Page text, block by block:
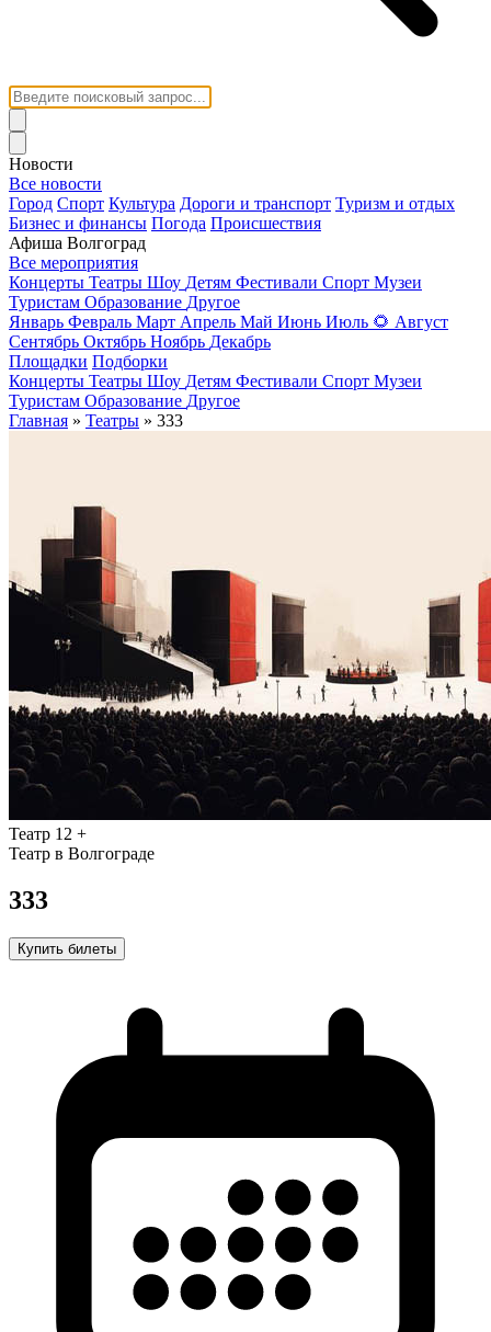
Новости
Все новости
Город Спорт Культура Дороги и транспорт Туризм и отдых
Бизнес и финансы Погода Происшествия
Афиша Волгоград
Все мероприятия
Концерты Театры Шоу Детям Фестивали Спорт Музеи
Туристам Образование Другое
Январь Февраль Март Апрель Май Июнь Июль 🌻 Август
Сентябрь Октябрь Ноябрь Декабрь
Площадки Подборки
Концерты Театры Шоу Детям Фестивали Спорт Музеи
Туристам Образование Другое
Главная » Театры » 333
Театр 12 +
Театр в Волгограде
333
Купить билеты